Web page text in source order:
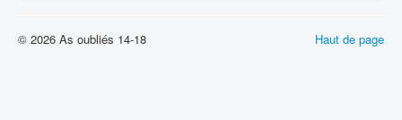
Haut de page
© 2026 As oubliés 14-18